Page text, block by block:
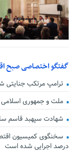
گفتگو اختصاصی صبح
ترامپ مرتکب جنایتی
ملت و جمهوری اسلامی
شهادت سپهبد قاسم
درصد اجرایی شده است